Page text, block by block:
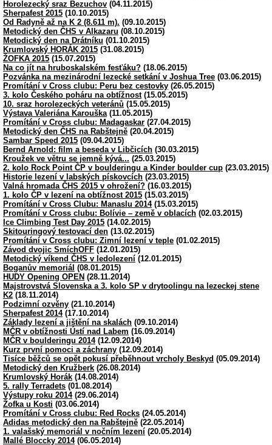
Horolezecký sraz Bezuchov (04.11.2015)
Sherpafest 2015 (10.10.2015)
Od Radyně až na K 2 (8.611 m). (09.10.2015)
Metodický den ČHS v Alkazaru (08.10.2015)
Metodický den na Drátníku (01.10.2015)
Krumlovský HORÁK 2015 (31.08.2015)
ŽOFKA 2015 (15.07.2015)
Na co jít na hruboskalském fesťáku? (18.06.2015)
Pozvánka na mezinárodní lezecké setkání v Joshua Tree (03.06.2015)
Promítání v Cross clubu: Peru bez cestovky (26.05.2015)
3. kolo Českého poháru na obtížnost(15.05.2015)
10. sraz horolezeckých veteránů (15.05.2015)
Výstava Valeriána Karouška(11.05.2015)
Promítání v Cross clubu: Madagaskar (27.04.2015)
Metodický den ČHS na Rabštejně (20.04.2015)
Sambar Speed 2015 (09.04.2015)
Bernd Arnold: film a beseda v Libčicích (30.03.2015)
Kroužek ve větru se jemně kývá... (25.03.2015)
2. kolo Rock Point ČP v boulderingu a Kinder boulder cup (23.03.2015)
Historie lezení v labských pískovcích (23.03.2015)
Valná hromada ČHS 2015 v ohrožení? (16.03.2015)
1. kolo ČP v lezení na obtížnost 2015 (15.03.2015)
Promítání v Cross Clubu: Manaslu 2014(15.03.2015)
Promítání v Cross clubu: Bolívie – země v oblacích (02.03.2015)
Ice Climbing Test Day 2015 (14.02.2015)
Skitouringový testovací den (13.02.2015)
Promítání v Cross clubu: Zimní lezení v teple (01.02.2015)
Závod dvojic SmíchOFF (12.01.2015)
Metodický víkend ČHS v ledolezení (12.01.2015)
Boganův memoriál (08.01.2015)
HUDY Opening OPEN (28.11.2014)
Majstrovstvá Slovenska a 3. kolo SP v drytoolingu na lezeckej stene
K2 (18.11.2014)
Podzimní ozvěny (21.10.2014)
Sherpafest 2014(17.10.2014)
Základy lezení a jištění na skalách (09.10.2014)
MČR v obtížnosti Ústí nad Labem (16.09.2014)
MČR v boulderingu 2014(12.09.2014)
Kurz první pomoci a záchrany (12.09.2014)
Tisíce běžců se opět pokusí přeběhnout vrcholy Beskyd (05.09.2014)
Metodický den Kružberk (26.08.2014)
Krumlovský Horák (14.08.2014)
5. rally Terradets (01.08.2014)
Výstupy roku 2014(29.06.2014)
Žofka u Kosti (03.06.2014)
Promítání v Cross clubu: Red Rocks (24.05.2014)
Adidas metodický den na Rabštejně (22.05.2014)
1. valašský memoriál v nočním lezení (20.05.2014)
Mallé Bloccky 2014(06.05.2014)